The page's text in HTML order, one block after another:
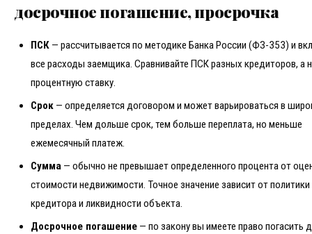
досрочное погашение, просрочка
ПСК — рассчитывается по методике Банка России (ФЗ-353) и
все расходы заемщика. Сравнивайте ПСК разных кредиторов, а
процентную ставку.
Срок — определяется договором и может варьироваться в
пределах. Чем дольше срок, тем больше переплата, но меньше
ежемесячный платеж.
Сумма — обычно не превышает определенного процента от
стоимости недвижимости. Точное значение зависит от политики
кредитора и ликвидности объекта.
Досрочное погашение — по закону вы имеете право погасить